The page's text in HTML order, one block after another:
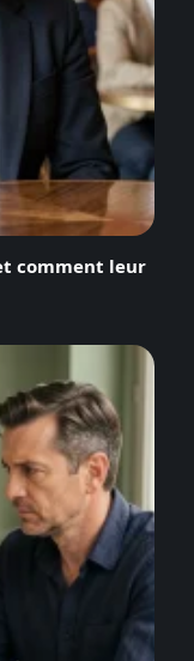
comment leur